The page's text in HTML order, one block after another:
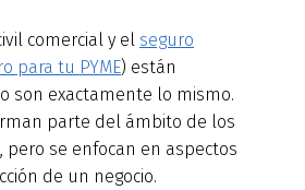
comercial y el seguro
para tu PYME) están
son exactamente lo mismo.
parte del ámbito de los
pero se enfocan en aspectos
de un negocio.